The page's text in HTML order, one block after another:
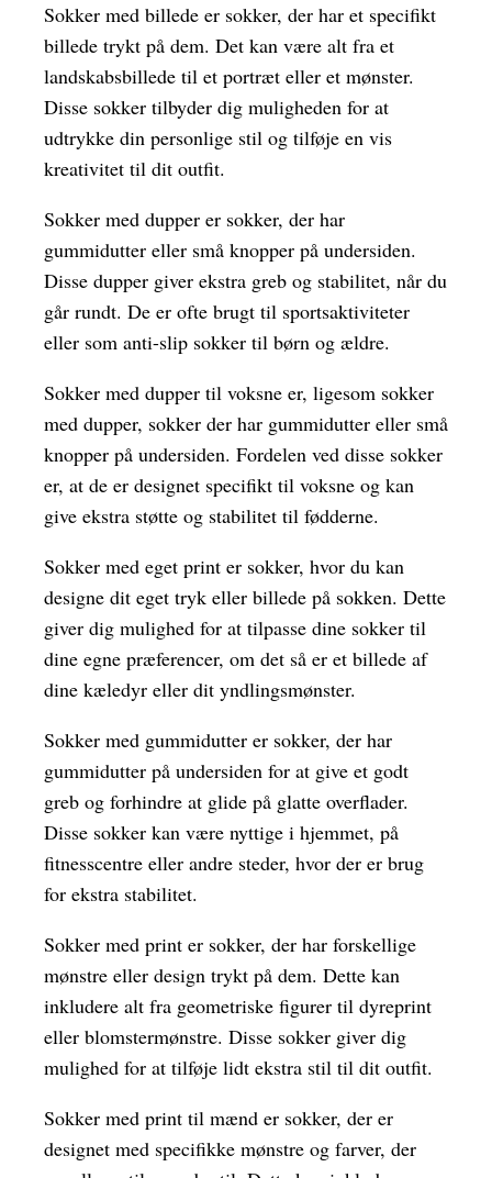
Sokker med billede er sokker, der har et specifikt
billede trykt på dem. Det kan være alt fra et
landskabsbillede til et portræt eller et mønster.
Disse sokker tilbyder dig muligheden for at
udtrykke din personlige stil og tilføje en vis
kreativitet til dit outfit.
Sokker med dupper er sokker, der har
gummidutter eller små knopper på undersiden.
Disse dupper giver ekstra greb og stabilitet, når du
går rundt. De er ofte brugt til sportsaktiviteter
eller som anti-slip sokker til børn og ældre.
Sokker med dupper til voksne er, ligesom sokker
med dupper, sokker der har gummidutter eller små
knopper på undersiden. Fordelen ved disse sokker
er, at de er designet specifikt til voksne og kan
give ekstra støtte og stabilitet til fødderne.
Sokker med eget print er sokker, hvor du kan
designe dit eget tryk eller billede på sokken. Dette
giver dig mulighed for at tilpasse dine sokker til
dine egne præferencer, om det så er et billede af
dine kæledyr eller dit yndlingsmønster.
Sokker med gummidutter er sokker, der har
gummidutter på undersiden for at give et godt
greb og forhindre at glide på glatte overflader.
Disse sokker kan være nyttige i hjemmet, på
fitnesscentre eller andre steder, hvor der er brug
for ekstra stabilitet.
Sokker med print er sokker, der har forskellige
mønstre eller design trykt på dem. Dette kan
inkludere alt fra geometriske figurer til dyreprint
eller blomstermønstre. Disse sokker giver dig
mulighed for at tilføje lidt ekstra stil til dit outfit.
Sokker med print til mænd er sokker, der er
designet med specifikke mønstre og farver, der